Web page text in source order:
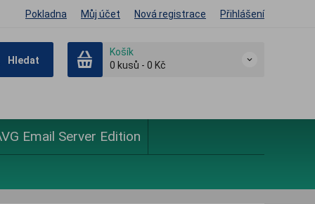
Pokladna Můj účet Nová registrace Přihlášení
Hledat
Košík
0 kusů - 0 Kč
Email Server Edition